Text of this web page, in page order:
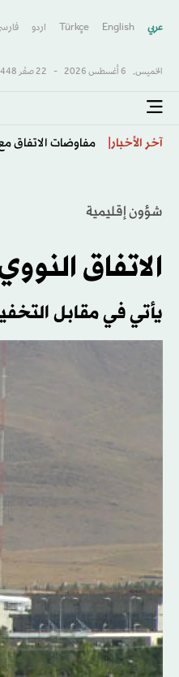
عربي English
Türkçe اردو
الخميس, 6 أغسطس 2026 - 22 صفَر 1448 هـ
آخر الأخبار روبياليس ينتقد
شؤون إقليمية
الاتفاق
يأتي في مقابل